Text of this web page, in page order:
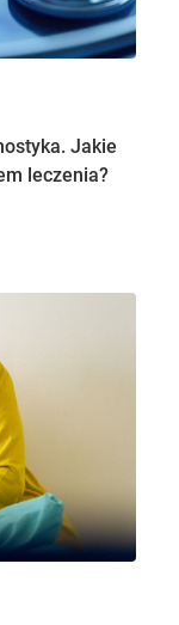
Jakie
leczenia?